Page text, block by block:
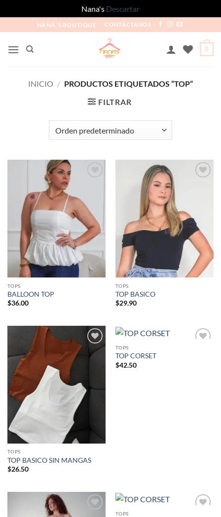
Nana's Descartar
NANA´S BOUTIQUE CONTÁCTANOS
0
INICIO / PRODUCTOS ETIQUETADOS “TOP”
FILTRAR
deseos
TOPS
BALLOON TOP
$36.00
TOPS
TOP BASICO
$29.90
Añadir
a la
TOPS
TOP BASICO SIN MANGAS
$26.50
TOPS
TOP CORSET
$42.50
TOPS